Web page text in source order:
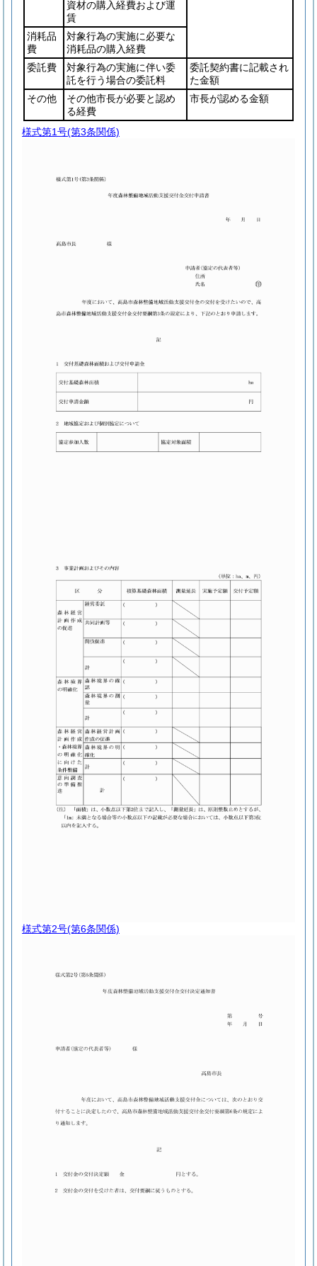
資材の購入経費および運
賃
消耗品
費
対象行為の実施に必要な
消耗品の購入経費
委託費
対象行為の実施に伴い委
託を行う場合の委託料
委託契約書に記載され
た金額
その他
その他市長が必要と認め
る経費
市長が認める金額
様式第1号(第3条関係)
様式第2号(第6条関係)